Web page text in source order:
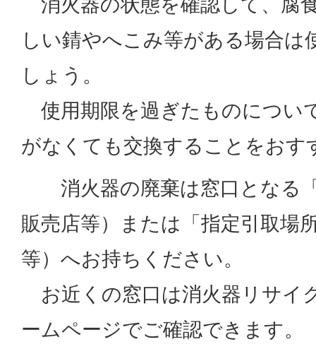
しい錆やへこみ等がある場合は
しょう。
使用期限を過ぎたものについ
がなくても交換することをおす
消火器の廃棄は窓口となる
販売店等）または「指定引取場
等）へお持ちください。
お近くの窓口は消火器リサイ
ームページでご確認できます。